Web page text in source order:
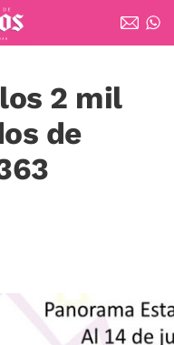
2 mil
de